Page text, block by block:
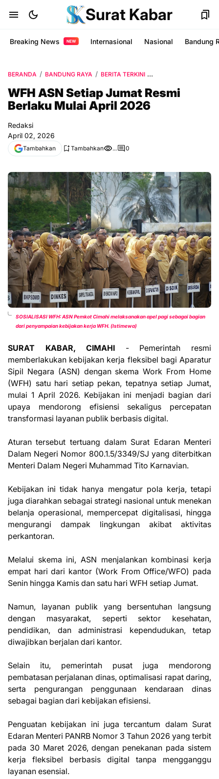
Surat Kabar
Breaking News NEW Internasional Nasional Bandung
BERANDA BANDUNG RAYA BERITA TERKINI
WFH ASN Setiap Jumat Resmi
Berlaku Mulai April 2026
Redaksi
April 02, 2026
Tambahkan Tambahkan ... 0
SOSIALISASI WFH:ASN Pemkot Cimahi melaksanakan apel pagi sebagai bagian
dari penyampaian kebijakan kerja WFH. (Istimewa)
SURAT KABAR, CIMAHI - Pemerintah resmi
memberlakukan kebijakan kerja fleksibel bagi Aparatur
Sipil Negara (ASN) dengan skema Work From Home
(WFH) satu hari setiap pekan, tepatnya setiap Jumat,
mulai 1 April 2026. Kebijakan ini menjadi bagian dari
upaya mendorong efisiensi sekaligus percepatan
transformasi layanan publik berbasis digital.
Aturan tersebut tertuang dalam Surat Edaran Menteri
Dalam Negeri Nomor 800.1.5/3349/SJ yang diterbitkan
Menteri Dalam Negeri Muhammad Tito Karnavian.
Kebijakan ini tidak hanya mengatur pola kerja, tetapi
juga diarahkan sebagai strategi nasional untuk menekan
belanja operasional, mempercepat digitalisasi, hingga
mengurangi dampak lingkungan akibat aktivitas
perkantoran.
Melalui skema ini, ASN menjalankan kombinasi kerja
empat hari dari kantor (Work From Office/WFO) pada
Senin hingga Kamis dan satu hari WFH setiap Jumat.
Namun, layanan publik yang bersentuhan langsung
dengan masyarakat, seperti sektor kesehatan,
pendidikan, dan administrasi kependudukan, tetap
diwajibkan berjalan dari kantor.
Selain itu, pemerintah pusat juga mendorong
pembatasan perjalanan dinas, optimalisasi rapat daring,
serta pengurangan penggunaan kendaraan dinas
sebagai bagian dari kebijakan efisiensi.
Penguatan kebijakan ini juga tercantum dalam Surat
Edaran Menteri PANRB Nomor 3 Tahun 2026 yang terbit
pada 30 Maret 2026, dengan penekanan pada sistem
kerja fleksibel berbasis digital tanpa mengganggu
layanan esensial.